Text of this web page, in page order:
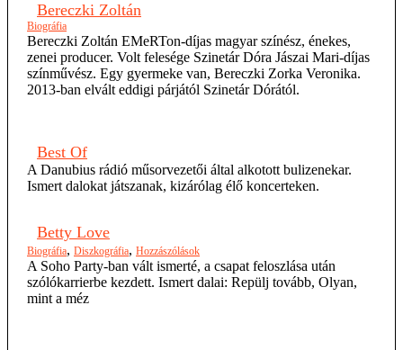
Bereczki Zoltán
Biográfia
Bereczki Zoltán EMeRTon-díjas magyar színész, énekes,
zenei producer. Volt felesége Szinetár Dóra Jászai Mari-díjas
színművész. Egy gyermeke van, Bereczki Zorka Veronika.
2013-ban elvált eddigi párjától Szinetár Dórától.
Best Of
A Danubius rádió műsorvezetői által alkotott bulizenekar.
Ismert dalokat játszanak, kizárólag élő koncerteken.
Betty Love
Biográfia, Diszkográfia, Hozzászólások
A Soho Party-ban vált ismerté, a csapat feloszlása után
szólókarrierbe kezdett. Ismert dalai: Repülj tovább, Olyan,
mint a méz